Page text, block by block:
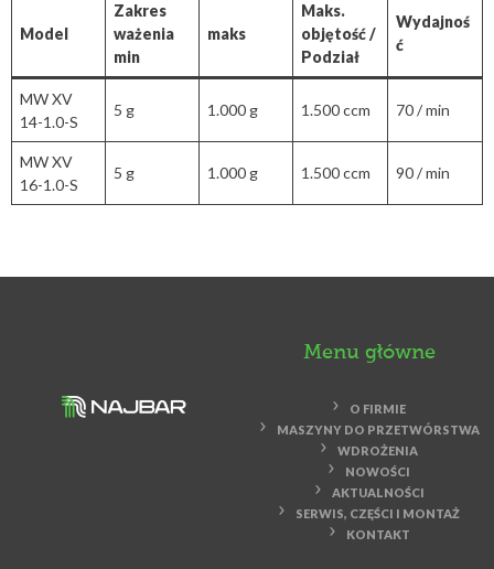
Model
Zakres
ważenia
min
maks
Maks.
objętość /
Podział
Wydajnoś
ć
MW XV
14-1.0-S
5 g 1.000 g 1.500 ccm 70 / min
MW XV
16-1.0-S
5 g 1.000 g 1.500 ccm 90 / min
Menu główne
O FIRMIE
MASZYNY DO PRZETWÓRSTWA
WDROŻENIA
NOWOŚCI
AKTUALNOŚCI
SERWIS, CZĘŚCI I MONTAŻ
KONTAKT